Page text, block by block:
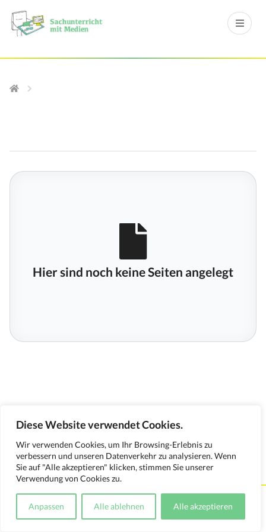
Diese Website verwendet Cookies.
Wir verwenden Cookies, um Ihr Browsing-Erlebnis zu
verbessern und unseren Datenverkehr zu analysieren. Wenn
Sie auf "Alle akzeptieren" klicken, stimmen Sie unserer
Verwendung von Cookies zu.
Anpassen Alle ablehnen Alle akzeptieren
Hier sind noch keine Seiten angelegt
Kontakt Impressum Datenschutzerklärung
Medienverwendungsnachweis